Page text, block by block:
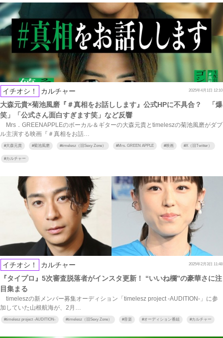
イチオシ！ カルチャー 2025年4月1日 12:10
大森元貴×菊池風磨『＃真相をお話しします』公式HPに不具合？ 「爆
笑」「公式さん面白すぎます笑」など反響
Mrs．GREENAPPLEのボーカル＆ギターの大森元貴とtimeleszの菊池風磨がダブ
ル主演する映画『＃真相をお話…
#大森元貴 #菊池風磨 #timelesz（旧Sexy Zone） #Mrs. GREEN APPLE #映画 #X（旧Twitter）
#カルチャー
イチオシ！ カルチャー 2025年2月3日 11:48
『タイプロ』5次審査脱落者がインスタ更新！ “いいね欄”の豪華さに注
目集まる
timeleszの新メンバー募集オーディション「timelesz project -AUDITION-」に参
加していた山根航海が、2月…
#timelesz project -AUDITION- #timelesz（旧Sexy Zone） #音楽 #オーディション番組 #カルチャー